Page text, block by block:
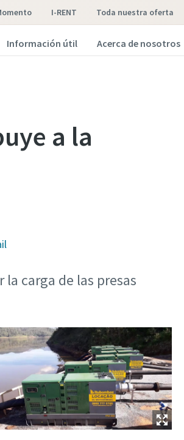
I-RENT toda nuestra oferta
Información útil Acerca de nosotros
a la
carga de las presas